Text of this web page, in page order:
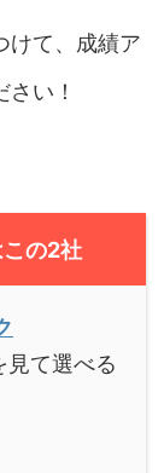
けて、成績ア
い！
の2社
て選べる